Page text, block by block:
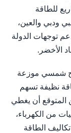
للطاقة
ودبي والعين،
توجهات الدولة
الأخضر.
سيتم تركيب نحو 7000 لوح شمسي موزعة
نظيفة تسهم
المتوقع أن يغطي
الكليات من الكهرباء،
الطاقة